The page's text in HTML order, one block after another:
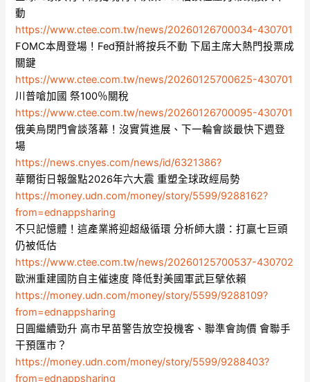
動
https://www.ctee.com.tw/news/20260126700034-430701
FOMC本周登場！Fed預計將按兵不動 下屆主席大熱門投票成
關鍵
https://www.ctee.com.tw/news/20260125700625-430701
川普嗆加國 祭100％關稅
https://www.ctee.com.tw/news/20260126700095-430701
俄美烏閉門會談落幕！沒實質進展、下一輪會談最快下週登
場
https://news.cnyes.com/news/id/6321386?
華爾街日報盤點2026年六大震 重塑全球政經局勢
https://money.udn.com/money/story/5599/9288162?
from=ednappsharing
不只記憶體！這產業將迎超級循環 分析師大讚：打贏七巨頭
仍被低估
https://www.ctee.com.tw/news/20260125700537-430702
歐洲重建國防自主催速度 降低對美國軍武巨擘依賴
https://money.udn.com/money/story/5599/9288109?
from=ednappsharing
日圓繼續勁升 高市早苗警告放空投機客、聯準會詢價 會聯手
干預匯市？
https://money.udn.com/money/story/5599/9288403?
from=ednappsharing